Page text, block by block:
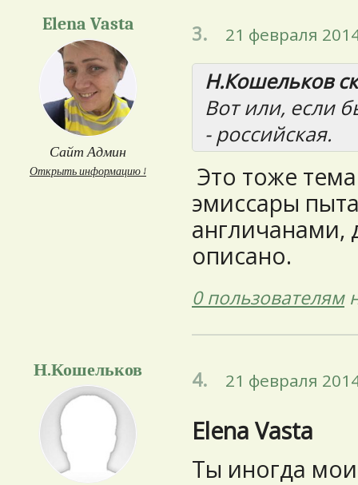
Elena Vasta
Сайт Админ
Открыть информацию ↓
3. 21 февраля
Н.Кошельков
Вот или, если
- российская.
Это тоже
эмиссары
англичанами,
описано.
0 пользователям
Н.Кошельков 4. 21 февраля
Elena Vasta
Ты иногда